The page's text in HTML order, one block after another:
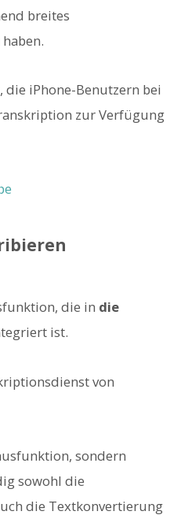
breites
die iPhone-Benutzern bei
zur Verfügung
die in die
ist.
von
sondern
sowohl die
die Textkonvertierung